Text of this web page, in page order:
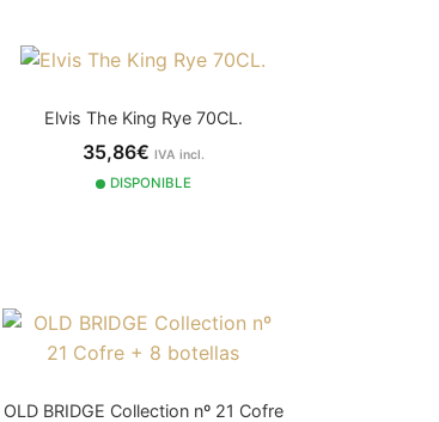
Elvis The King Rye 70CL.
35,86€ IVA incl.
DISPONIBLE
OLD BRIDGE Collection nº 21 Cofre